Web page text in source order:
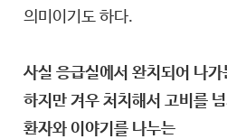
의미이기도 하다.
사실 응급실에서 완치되어 나
하지만 겨우 처치해서 고비를
환자와 이야기를 나누는